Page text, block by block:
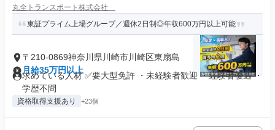
丸全トランスポート株式会社
東証プライム上場グループ／週休2日制◎年収600万円以上可能
〒210-0869神奈川県川崎市川崎区東扇島
月給35万円以上
求めている人材 ✅要大型免許 ・未経験者歓迎 ・経験者優遇 ・
学歴不問
資格取得支援あり +23個